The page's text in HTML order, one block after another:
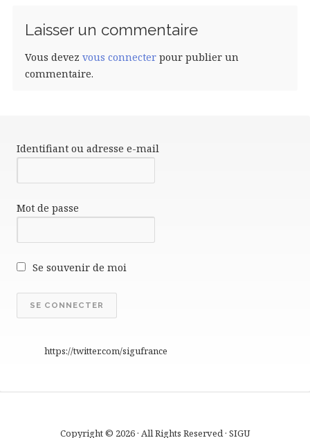
Laisser un commentaire
Vous devez vous connecterpour publier un
commentaire.
Identifiant ou adresse e-mail
Mot de passe
Se souvenir de moi
https://twitter.com/sigufrance
Copyright © 2026 · All Rights Reserved · SIGU